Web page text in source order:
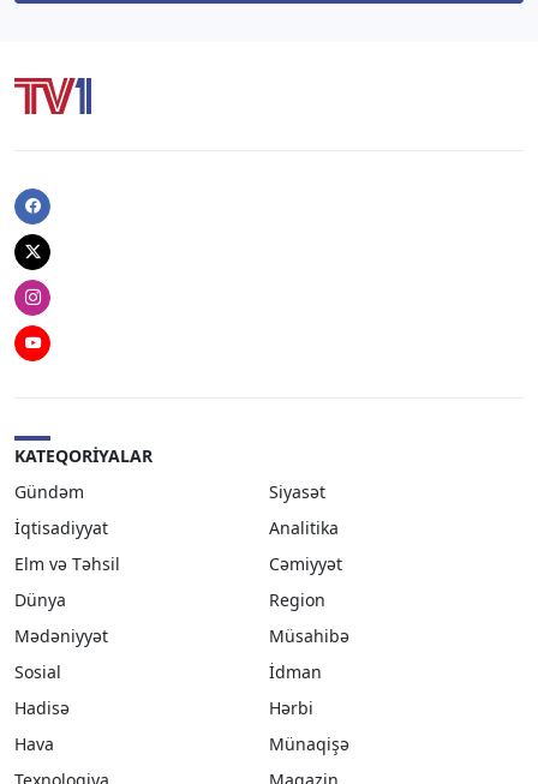
Facebook
Twitter
Instagram
Youtube
KATEQORIYALAR
Gündəm
Siyasət
İqtisadiyyat
Analitika
Elm və Təhsil
Cəmiyyət
Dünya
Region
Mədəniyyət
Müsahibə
Sosial
İdman
Hadisə
Hərbi
Hava
Münaqişə